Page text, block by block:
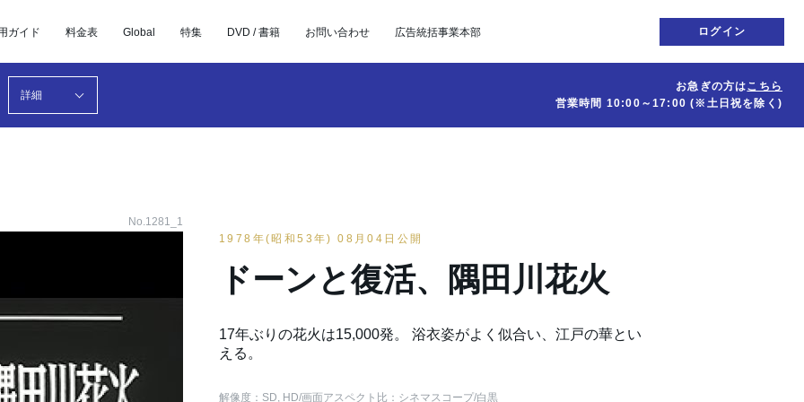
ガイド 料金表 Global 特集 DVD / 書籍 お問い合わせ 広告統括事業本部 ログイン
詳細
お急ぎの方はこちら
営業時間 10:00～17:00(※土日祝を除く)
No.1281_1
1978年(昭和53年) 08月04日公開
ドーンと復活、隅田川花火
17年ぶりの花火は15,000発。 浴衣姿がよく似合い、江戸の華とい
える。
解像度：SD, HD/画面アスペクト比：シネマスコープ/白黒